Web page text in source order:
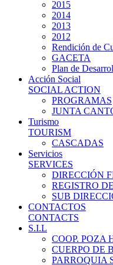
2015
2014
2013
2012
Rendición de
GACETA
Plan de
Acción Social
SOCIAL ACTION
PROGRAMAS
JUNTA
Turismo
TOURISM
CASCADAS
Servicios
SERVICES
DIRECCIÓN
REGISTRO
SUB
CONTACTOS
CONTACTS
S.I.L
COOP. POZA
CUERPO DE
PARROQUIA